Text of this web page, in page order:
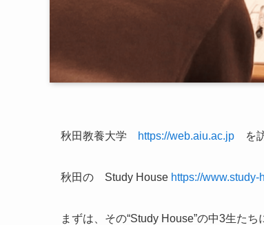
秋田教養大学 https://web.aiu.ac.jp を
秋田の Study House https://www.study-
まずは、その“Study House”の中3生た